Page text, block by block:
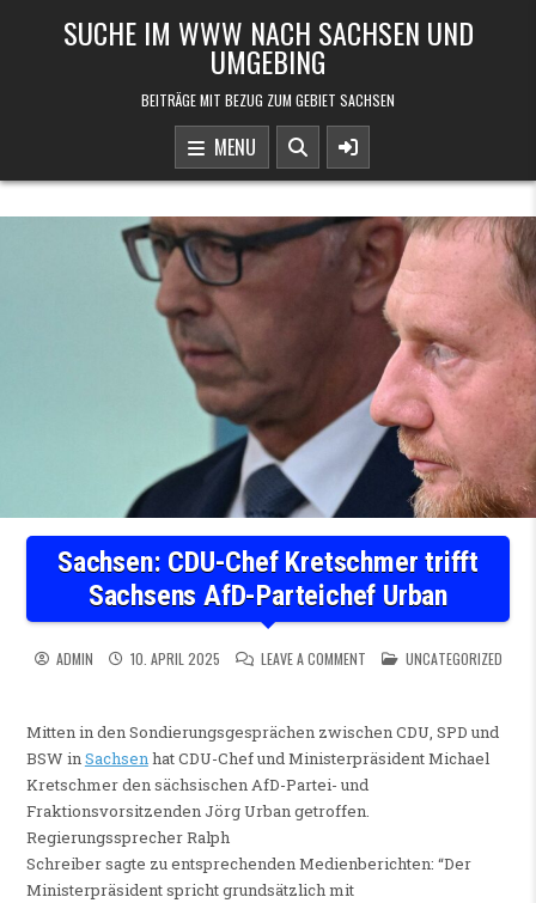
SUCHE IM WWW NACH SACHSEN UND
UMGEBING
BEITRÄGE MIT BEZUG ZUM GEBIET SACHSEN
MENU
Sachsen: CDU-Chef Kretschmer trifft
Sachsens AfD-Parteichef Urban
ADMIN 10. APRIL 2025 LEAVE A COMMENTON SACHSEN: CDU-CHEF
POSTED IN
UNCATEGORIZED
Mitten in den Sondierungsgesprächen zwischen CDU, SPD und
BSW inSachsenhat CDU-Chef und Ministerpräsident Michael
Kretschmer den sächsischen AfD-Partei- und
Fraktionsvorsitzenden Jörg Urban getroffen.
Regierungssprecher Ralph
Schreiber sagte zu entsprechenden Medienberichten: “Der
Ministerpräsident spricht grundsätzlich mit